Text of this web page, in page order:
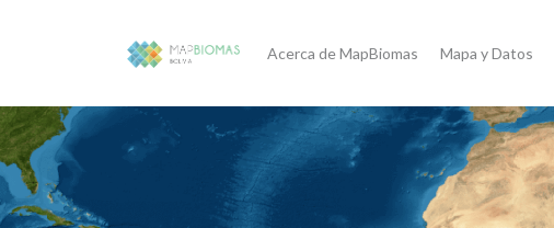
Acerca de MapBiomas Mapa y Datos